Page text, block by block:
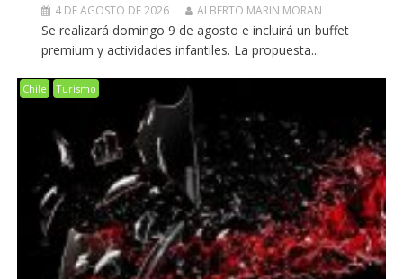
4 DE AGOSTO DE 2026 ALBERTO MARIN MORAN
Se realizará domingo 9 de agosto e incluirá un buffet
premium y actividades infantiles. La propuesta...
Chile Turismo